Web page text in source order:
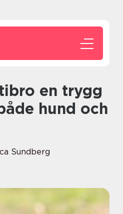
hund och
Sundberg